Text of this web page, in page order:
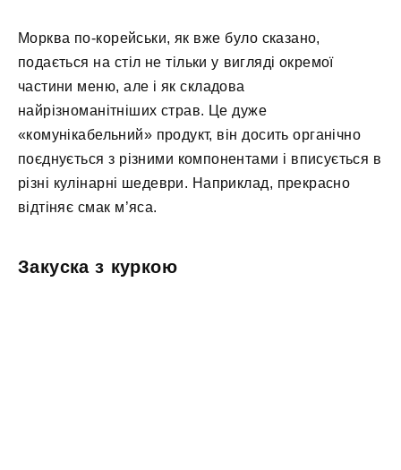
Морква по-корейськи, як вже було сказано,
подається на стіл не тільки у вигляді окремої
частини меню, але і як складова
найрізноманітніших страв. Це дуже
«комунікабельний» продукт, він досить органічно
поєднується з різними компонентами і вписується в
різні кулінарні шедеври. Наприклад, прекрасно
відтіняє смак м’яса.
Закуска з куркою